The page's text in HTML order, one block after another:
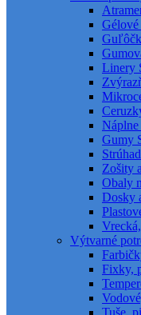
Linery
Gumy
Zošity
Obaly
Dosky
Výtvarné
Fixky,
Tuše,